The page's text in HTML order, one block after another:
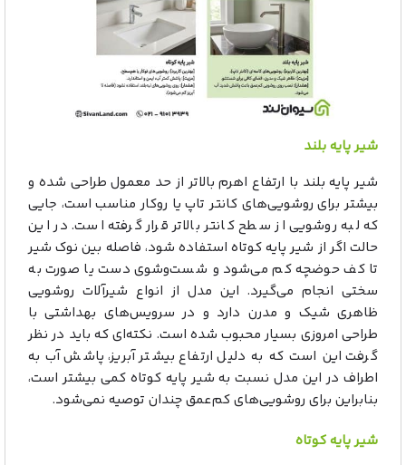
شیر پایه بلند
شیر پایه بلند با ارتفاع اهرم بالاتر از حد معمول طراحی شده و
بیشتر برای روشویی‌های کانتر تاپ یا روکار مناسب است، جایی
که لبه روشویی از سطح کانتر بالاتر قرار گرفته است. در این
حالت اگر از شیر پایه کوتاه استفاده شود، فاصله بین نوک شیر
تا کف حوضچه کم می‌شود و شست‌وشوی دست یا صورت به
سختی انجام می‌گیرد. این مدل از انواع شیرآلات روشویی
ظاهری شیک و مدرن دارد و در سرویس‌های بهداشتی با
طراحی امروزی بسیار محبوب شده است. نکته‌ای که باید در نظر
گرفت این است که به دلیل ارتفاع بیشتر آبریز، پاشش آب به
اطراف در این مدل نسبت به شیر پایه کوتاه کمی بیشتر است،
بنابراین برای روشویی‌های کم‌عمق چندان توصیه نمی‌شود.
شیر پایه کوتاه